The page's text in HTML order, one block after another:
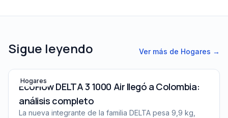
Sigue leyendo Ver más de Hogares →
EcoFlow DELTA 3 1000 Air llegó a Colombia: análisis
Hogares
EcoFlow DELTA 3 1000 Air llegó a Colombia:
análisis completo
La nueva integrante de la familia DELTA pesa 9,9 kg,